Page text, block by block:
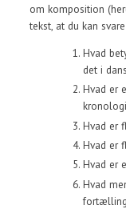
om komposition
tekst, at du kan
Hvad
det i
Hvad er
Hvad er
Hvad er
Hvad er
Hvad